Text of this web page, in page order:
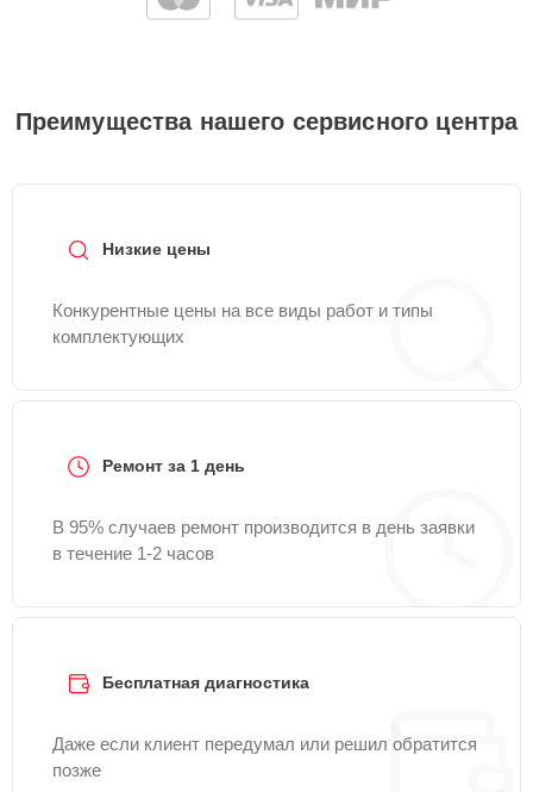
Преимущества нашего сервисного центра
Низкие цены
Конкурентные цены на все виды работ и типы
комплектующих
Ремонт за 1 день
В 95% случаев ремонт производится в день заявки
в течение 1-2 часов
Бесплатная диагностика
Даже если клиент передумал или решил обратится
позже